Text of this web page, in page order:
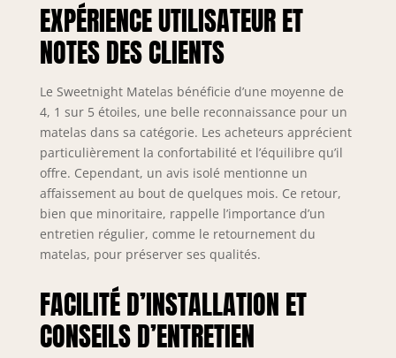
individuellement
sont enfermés dans
des poches
séparées, ils
bougent bien
indépendamment
pour réduire le bruit
du retournement et
fournir un soutien
ciblé pour vos
différentes positions
de sommeil.
CONCEPTION
EUROPÉENNE - La
mémoire de forme
en gel s'adapte
lentement au poids
et à la température
EXPÉRIENCE UTILISATEUR ET
NOTES DES CLIENTS
Le Sweetnight Matelas bénéficie d’une moyenne de
4, 1 sur 5 étoiles, une belle reconnaissance pour un
matelas dans sa catégorie. Les acheteurs apprécient
particulièrement la confortabilité et l’équilibre qu’il
offre. Cependant, un avis isolé mentionne un
affaissement au bout de quelques mois. Ce retour,
bien que minoritaire, rappelle l’importance d’un
entretien régulier, comme le retournement du
matelas, pour préserver ses qualités.
FACILITÉ D’INSTALLATION ET
CONSEILS D’ENTRETIEN